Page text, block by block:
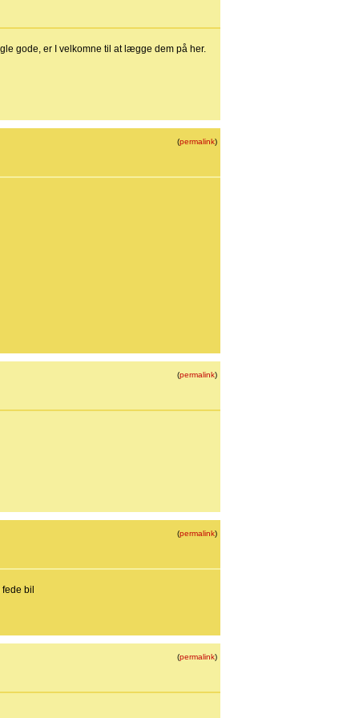
gode, er I velkomne til at lægge dem på her.
(permalink)
(permalink)
(permalink)
bil
(permalink)